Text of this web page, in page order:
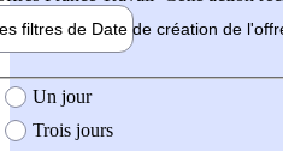
filtres de Date de création de
création de l'offre
Un jour
Trois jours